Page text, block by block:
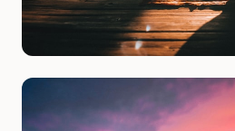
Memnuniyetler
İletişim
Verilen Eğitimler